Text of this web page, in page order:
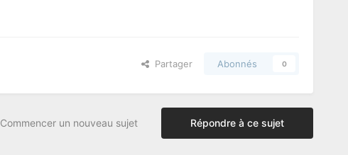
Partager Abonnés 0
Répondre à ce sujet
Commencer un nouveau sujet